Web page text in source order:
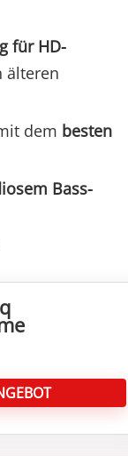
für HD-
älteren
dem besten
Bass-